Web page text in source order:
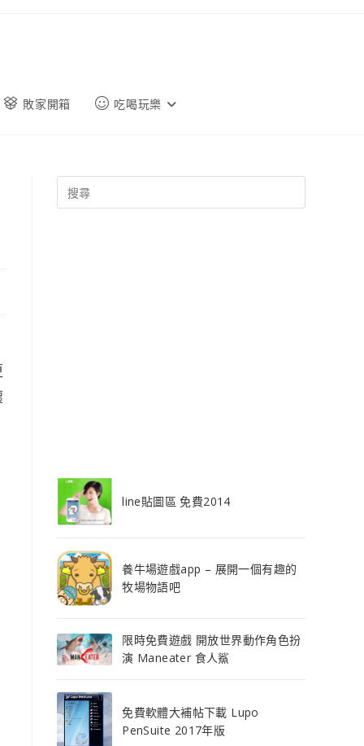
敗家開箱 吃喝玩樂
line貼圖區 免費2014
養牛場遊戲app – 展開一個有趣的
牧場物語吧
限時免費遊戲 開放世界動作角色扮
演 Maneater 食人鯊
免費軟體大補帖下載 Lupo
PenSuite 2017年版